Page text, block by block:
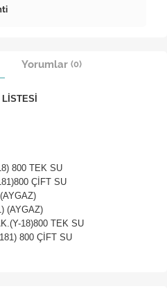
Yorumlar (0)
800 TEK SU
ÇİFT SU
(AYGAZ)
18)800 TEK SU
800 ÇİFT SU